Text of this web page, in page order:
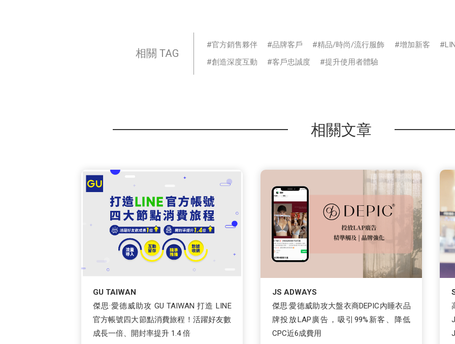
相關 TAG
官方銷售夥伴 品牌客戶 精品/時尚/流行服飾 增加新客
創造深度互動
客戶忠誠度 提升使用者體驗
相關文章
GU TAIWAN
傑思·愛德威助攻 GU TAIWAN 打造 LINE
官方帳號四大節點消費旅程！活躍好友數
成長一倍、開封率提升 1.4 倍
JS ADWAYS
傑思·愛德威助攻大盤衣商DEPIC內睡衣品
牌投放LAP廣告，吸引99%新客、降低
CPC近6成費用